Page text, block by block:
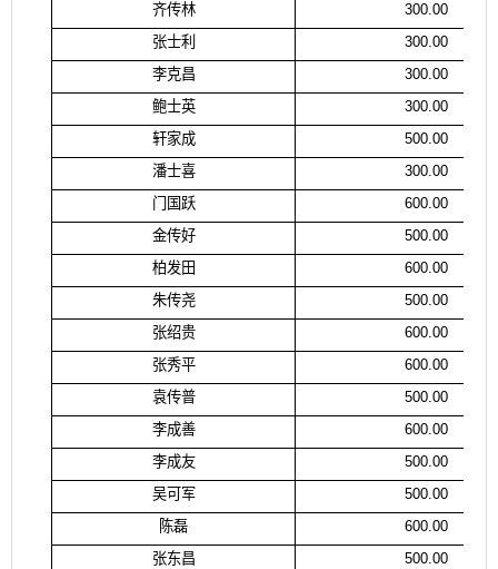
齐传林
300.00
张士利
300.00
李克昌
300.00
鲍士英
300.00
轩家成
500.00
潘士喜
300.00
门国跃
600.00
金传好
500.00
柏发田
600.00
朱传尧
500.00
张绍贵
600.00
张秀平
600.00
袁传普
500.00
李成善
600.00
李成友
500.00
吴可军
500.00
陈磊
600.00
张东昌
500.00